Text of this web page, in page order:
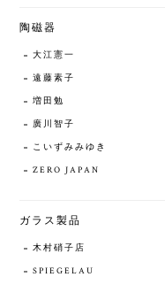
陶磁器
大江憲一
遠藤素子
増田勉
廣川智子
こいずみみゆき
ZERO JAPAN
ガラス製品
木村硝子店
SPIEGELAU